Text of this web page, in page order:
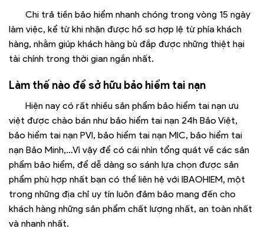
Chi trả tiền bảo hiểm nhanh chóng trong vòng 15 ngày
làm việc, kể từ khi nhận được hồ sơ hợp lệ từ phía khách
hàng, nhằm giúp khách hàng bù đắp được những thiệt hại
tài chính trong thời gian ngắn nhất.
Làm thế nào để sở hữu bảo hiểm tai nạn
Hiện nay có rất nhiều sản phẩm bảo hiểm tai nạn ưu
việt được chào bán như bảo hiểm tai nạn 24h Bảo Việt,
bảo hiểm tai nạn PVI, bảo hiểm tai nạn MIC, bảo hiểm tai
nạn Bảo Minh,…Vì vậy để có cái nhìn tổng quát về các sản
phẩm bảo hiểm, để dễ dàng so sánh lựa chọn được sản
phẩm phù hợp nhất bạn có thể liên hệ với IBAOHIEM, một
trong những địa chỉ uy tín luôn đảm bảo mang đến cho
khách hàng những sản phẩm chất lượng nhất, an toàn nhất
và nhanh nhất.